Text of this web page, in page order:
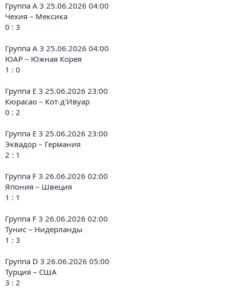
Группа A 3 25.06.2026 04:00
Чехия – Мексика
0 : 3
Группа A 3 25.06.2026 04:00
ЮАР – Южная Корея
1 : 0
Группа E 3 25.06.2026 23:00
Кюрасао – Кот-д'Ивуар
0 : 2
Группа E 3 25.06.2026 23:00
Эквадор – Германия
2 : 1
Группа F 3 26.06.2026 02:00
Япония – Швеция
1 : 1
Группа F 3 26.06.2026 02:00
Тунис – Нидерланды
1 : 3
Группа D 3 26.06.2026 05:00
Турция – США
3 : 2